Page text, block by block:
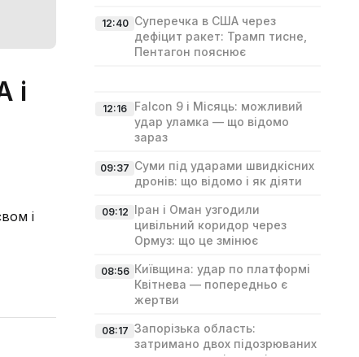
і
і
12:40 Суперечка в США через
дефіцит ракет: Трамп тисне,
Пентагон пояснює
12:16
Falcon 9 і Місяць: можливий
удар уламка — що відомо
зараз
09:37 Суми під ударами швидкісних
дронів: що відомо і як діяти
09:12 Іран і Оман узгодили
цивільний коридор через
Ормуз: що це змінює
08:56 Київщина: удар по платформі
Квітнева — попередньо є
жертви
08:17 Запорізька область:
затримано двох підозрюваних